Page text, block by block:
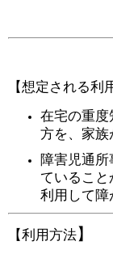
【想定される利
在宅の重度
方を、家族
障害児通
ているこ
利用して障
【利用方法】